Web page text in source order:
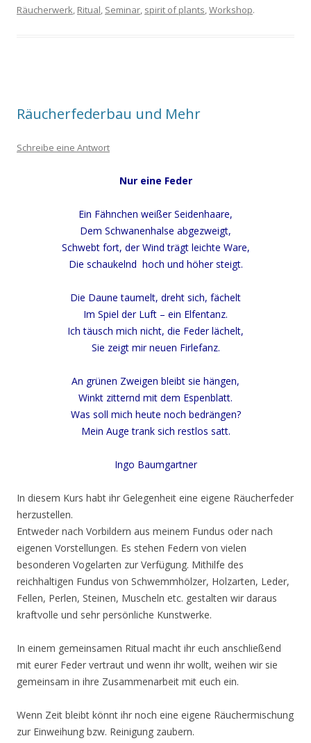
Räucherwerk, Ritual, Seminar, spirit of plants,Workshop.
Räucherfederbau und Mehr
Schreibe eine Antwort
Nur eine Feder
Ein Fähnchen weißer Seidenhaare,
Dem Schwanenhalse abgezweigt,
Schwebt fort, der Wind trägt leichte Ware,
Die schaukelnd hoch und höher steigt.
Die Daune taumelt, dreht sich, fächelt
Im Spiel der Luft – ein Elfentanz.
Ich täusch mich nicht, die Feder lächelt,
Sie zeigt mir neuen Firlefanz.
An grünen Zweigen bleibt sie hängen,
Winkt zitternd mit dem Espenblatt.
Was soll mich heute noch bedrängen?
Mein Auge trank sich restlos satt.
Ingo Baumgartner
In diesem Kurs habt ihr Gelegenheit eine eigene Räucherfeder
herzustellen.
Entweder nach Vorbildern aus meinem Fundus oder nach
eigenen Vorstellungen. Es stehen Federn von vielen
besonderen Vogelarten zur Verfügung. Mithilfe des
reichhaltigen Fundus von Schwemmhölzer, Holzarten, Leder,
Fellen, Perlen, Steinen, Muscheln etc. gestalten wir daraus
kraftvolle und sehr persönliche Kunstwerke.
In einem gemeinsamen Ritual macht ihr euch anschließend
mit eurer Feder vertraut und wenn ihr wollt, weihen wir sie
gemeinsam in ihre Zusammenarbeit mit euch ein.
Wenn Zeit bleibt könnt ihr noch eine eigene Räuchermischung
zur Einweihung bzw. Reinigung zaubern.